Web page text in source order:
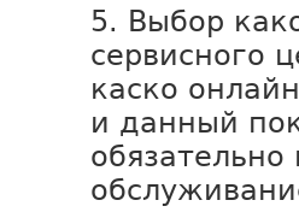
Выбор
сервисного
каско
и данный
обязательно